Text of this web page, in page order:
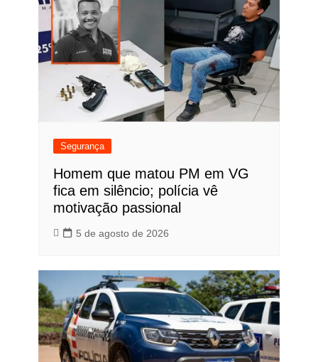
Segurança
Homem que matou PM em VG
fica em silêncio; polícia vê
motivação passional
5 de agosto de 2026